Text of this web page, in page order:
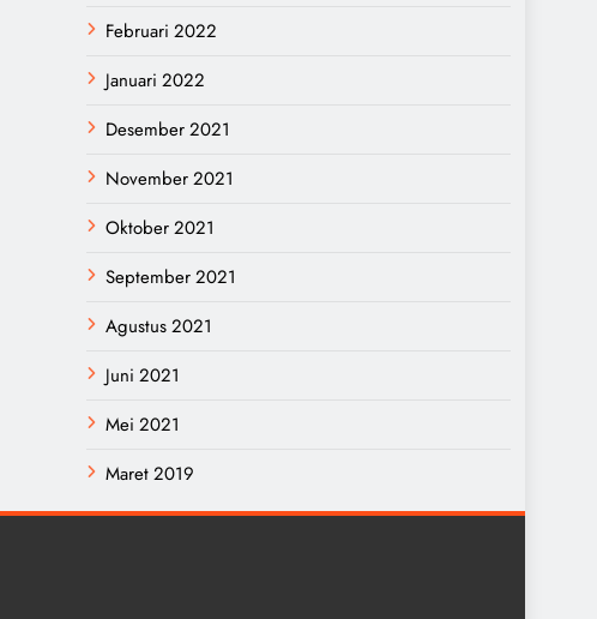
Februari 2022
Januari 2022
Desember 2021
November 2021
Oktober 2021
September 2021
Agustus 2021
Juni 2021
Mei 2021
Maret 2019